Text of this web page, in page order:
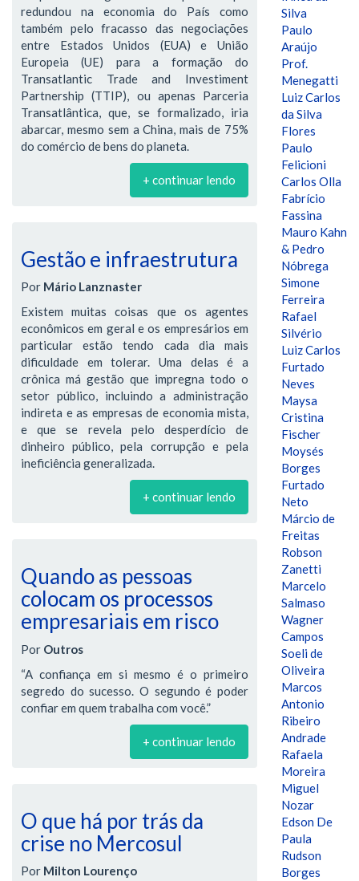
redundou na economia do País como
também pelo fracasso das negociações
entre Estados Unidos (EUA) e União
Europeia (UE) para a formação do
Transatlantic Trade and Investiment
Partnership (TTIP), ou apenas Parceria
Transatlântica, que, se formalizado, iria
abarcar, mesmo sem a China, mais de 75%
do comércio de bens do planeta.
+ continuar lendo
Gestão e infraestrutura
Por Mário Lanznaster
Existem muitas coisas que os agentes
econômicos em geral e os empresários em
particular estão tendo cada dia mais
dificuldade em tolerar. Uma delas é a
crônica má gestão que impregna todo o
setor público, incluindo a administração
indireta e as empresas de economia mista,
e que se revela pelo desperdício de
dinheiro público, pela corrupção e pela
ineficiência generalizada.
+ continuar lendo
Quando as pessoas
colocam os processos
empresariais em risco
Por Outros
“A confiança em si mesmo é o primeiro
segredo do sucesso. O segundo é poder
confiar em quem trabalha com você.”
+ continuar lendo
O que há por trás da
crise no Mercosul
Por Milton Lourenço
Silva
Paulo
Araújo
Prof.
Menegatti
Luiz Carlos
da Silva
Flores
Paulo
Felicioni
Carlos Olla
Fabrício
Fassina
Mauro Kahn
& Pedro
Nóbrega
Simone
Ferreira
Rafael
Silvério
Luiz Carlos
Furtado
Neves
Maysa
Cristina
Fischer
Moysés
Borges
Furtado
Neto
Márcio de
Freitas
Robson
Zanetti
Marcelo
Salmaso
Wagner
Campos
Soeli de
Oliveira
Marcos
Antonio
Ribeiro
Andrade
Rafaela
Moreira
Miguel
Nozar
Edson De
Paula
Rudson
Borges